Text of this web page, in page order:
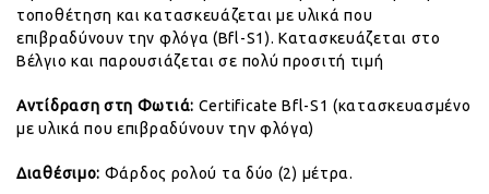
τοποθέτηση και κατασκευάζεται με υλικά που
επιβραδύνουν την φλόγα (Bfl-S1). Κατασκευάζεται στο
Βέλγιο και παρουσιάζεται σε πολύ προσιτή τιμή
Αντίδραση στη Φωτιά: Certificate Bfl-S1 (κατασκευασμένο
με υλικά που επιβραδύνουν την φλόγα)
Διαθέσιμο: Φάρδος ρολού τα δύο (2) μέτρα.